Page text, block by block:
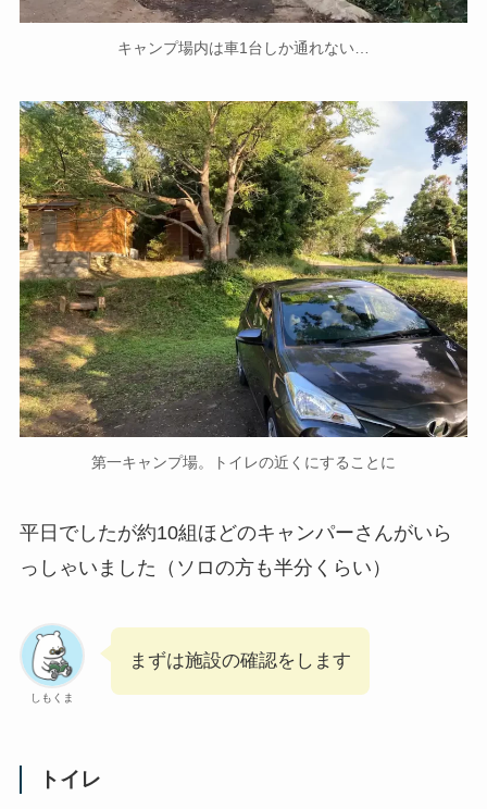
キャンプ場内は車1台しか通れない…
第一キャンプ場。トイレの近くにすることに
平日でしたが約10組ほどのキャンパーさんがいら
っしゃいました（ソロの方も半分くらい）
しもくま
まずは施設の確認をします
トイレ